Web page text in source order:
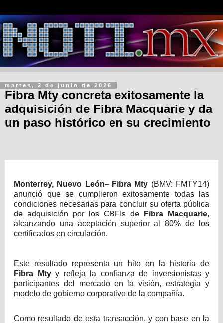
martes, 2 de junio de 2026
Fibra Mty concreta exitosamente la
adquisición de Fibra Macquarie y da
un paso histórico en su crecimiento
Monterrey, Nuevo León– Fibra Mty (BMV: FMTY14)
anunció que se cumplieron exitosamente todas las
condiciones necesarias para concluir su oferta pública
de adquisición por los CBFIs de
Fibra Macquarie,
alcanzando una aceptación superior al 80% de los
certificados en circulación.
Este resultado representa un hito en la historia de
Fibra Mtyy refleja la confianza de inversionistas y
participantes del mercado en la visión, estrategia y
modelo de gobierno corporativo de la compañía.
Como resultado de esta transacción, y con base en la